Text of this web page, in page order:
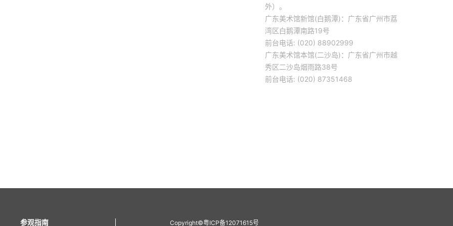
外）。
广东美术馆新馆(白鹅潭)：广东省广州市荔
湾区白鹅潭南路19号
前台电话: (020) 88902999
广东美术馆本馆(二沙岛)：广东省广州市越
秀区二沙岛烟雨路38号
前台电话: (020) 87351468
参观指南 Copyright©粤ICP备12071615号